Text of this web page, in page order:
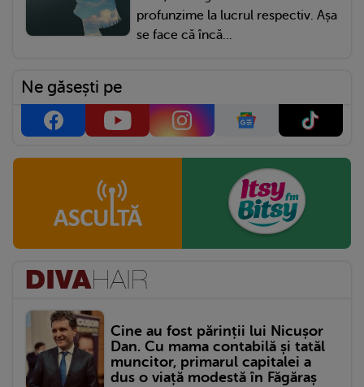
profunzime la lucrul respectiv. Așa
se face că încă...
Ne găsești pe
Cine au fost părinții lui Nicușor
Dan. Cu mama contabilă și tatăl
muncitor, primarul capitalei a
dus o viață modestă în Făgăraș